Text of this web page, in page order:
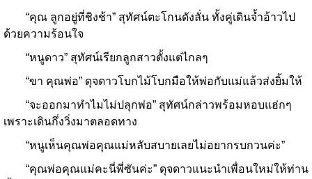
“คุณ ลูกอยู่ที่ชิงช้า” สุทัศน์ตะโกนดังลั่น ทั้งคู่เดินจ้ำอ้าวไป
ด้วยความร้อนใจ
“หนูดาว” สุทัศน์เรียกลูกสาวตั้งแต่ไกลๆ
“ขา คุณพ่อ” ดุจดาวโบกไม้โบกมือให้พ่อกับแม่แล้วส่งยิ้มให้
“จะออกมาทำไมไม่ปลุกพ่อ” สุทัศน์กล่าวพร้อมหอบแฮ่กๆ
เพราะเดินกึ่งวิ่งมาตลอดทาง
“หนูเห็นคุณพ่อคุณแม่หลับสบายเลยไม่อยากรบกวนค่ะ”
“คุณพ่อคุณแม่คะนี่พี่ซันค่ะ” ดุจดาวแนะนำเพื่อนใหม่ให้ท่าน